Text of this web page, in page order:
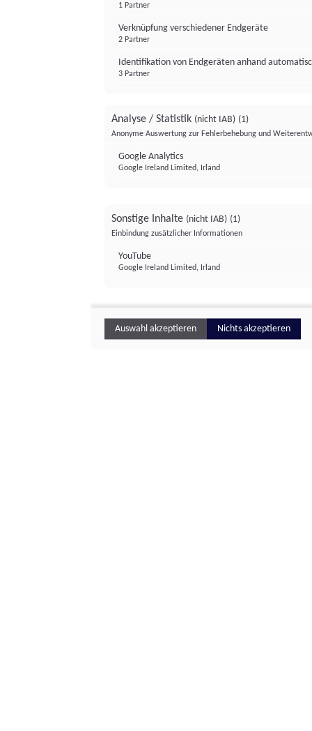
1 Partner
Verknüpfung verschiedener Endgeräte
2 Partner
Identifikation von Endgeräten anhand
3 Partner
Analyse / Statistik (nicht IAB) (1)
Anonyme Auswertung zur Fehlerbehebung und
Google Analytics
Google Ireland Limited, Irland
Sonstige Inhalte (nicht IAB) (1)
Einbindung zusätzlicher Informationen
YouTube
Google Ireland Limited, Irland
Auswahl akzeptieren Nichts akzeptieren